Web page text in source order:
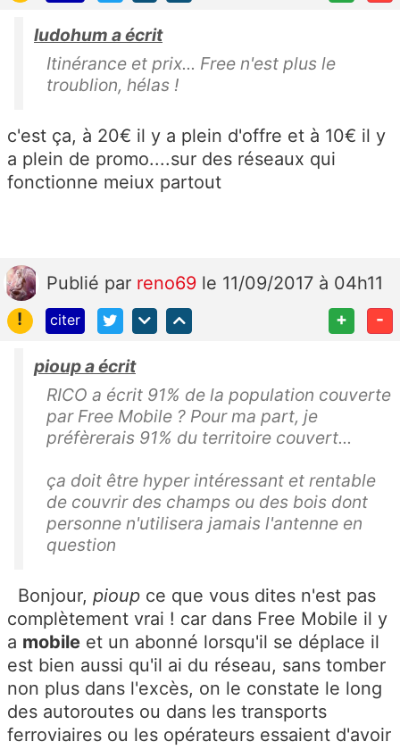
ludohum a écrit
Itinérance et prix... Free n'est plus le
troublion, hélas !
c'est ça, à 20€ il y a plein d'offre et à 10€ il y
a plein de promo....sur des réseaux qui
fonctionne meiux partout
Publié par reno69 le 11/09/2017 à 04h11
!
citer + -
pioup a écrit
RICO a écrit 91% de la population couverte
par Free Mobile ? Pour ma part, je
préfèrerais 91% du territoire couvert...
ça doit être hyper intéressant et rentable
de couvrir des champs ou des bois dont
personne n'utilisera jamais l'antenne en
question
Bonjour, pioup ce que vous dites n'est pas
complètement vrai ! car dans Free Mobile il y
a mobile et un abonné lorsqu'il se déplace il
est bien aussi qu'il ai du réseau, sans tomber
non plus dans l'excès, on le constate le long
des autoroutes ou dans les transports
ferroviaires ou les opérateurs essaient d'avoir